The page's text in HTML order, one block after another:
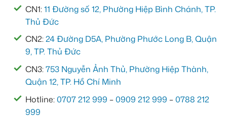
CN1:11 Đường số 12, Phường Hiệp Bình Chánh, TP.
Thủ Đức
CN2:24 Đường D5A, Phường Phước Long B, Quận
9, TP. Thủ Đức
CN3:753 Nguyễn Ảnh Thủ, Phường Hiệp Thành,
Quận 12, TP. Hồ Chí Minh
Hotline:0707 212 999 –0909 212 999 –0788 212
999